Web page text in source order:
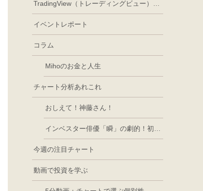
イベントレポート
コラム
Mihoのお金と人生
チャート分析あれこれ
おしえて！神藤さん！
今週の注目チャート
動画で投資を学ぶ